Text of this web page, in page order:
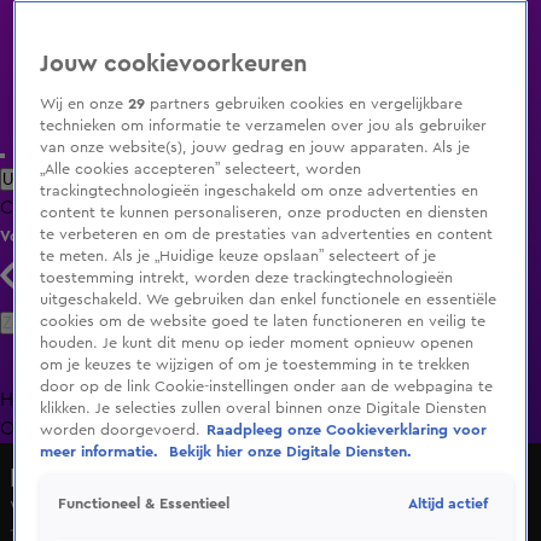
Uitzending Gemist Populaire programma's Zenders Genres
ClipsFilmsRadioSmart TV inlogShop
Volg KIJK
Zoeken
HomeUitzending Gemist Programma's De Bondgenoten
OranjezomerLivestreamsShop
Weerbericht zaterdag 14 juni 2025
14 juni 2025, 08:59
Jouw cookievoorkeuren
Wij en onze29 partners gebruiken cookies en vergelijkbare
technieken om informatie te verzamelen over jou als gebruiker
van onze website(s), jouw gedrag en jouw apparaten. Als je
„Alle cookies accepteren” selecteert, worden
trackingtechnologieën ingeschakeld om onze advertenties en
content te kunnen personaliseren, onze producten en diensten
te verbeteren en om de prestaties van advertenties en content
te meten. Als je „Huidige keuze opslaan” selecteert of je
toestemming intrekt, worden deze trackingtechnologieën
uitgeschakeld. We gebruiken dan enkel functionele en essentiële
cookies om de website goed te laten functioneren en veilig te
houden. Je kunt dit menu op ieder moment opnieuw openen
om je keuzes te wijzigen of om je toestemming in te trekken
door op de link Cookie-instellingen onder aan de webpagina te
klikken. Je selecties zullen overal binnen onze Digitale Diensten
worden doorgevoerd.
Raadpleeg onze Cookieverklaring voor
meer informatie.
Bekijk hier onze Digitale Diensten.
Functioneel & Essentieel Altijd actief